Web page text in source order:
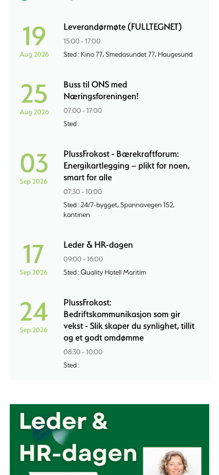
19
Aug 2026
Leverandørmøte (FULLTEGNET)
15:00 - 17:00
Sted : Kino 77, Smedasundet 77, Haugesund
25
Aug 2026
Buss til ONS med
Næringsforeningen!
07:00 - 17:00
Sted :
03
Sep 2026
PlussFrokost - Bærekraftforum:
Energikartlegging – plikt for noen,
smart for alle
07:30 - 10:00
Sted : 24/7-bygget, Spannavegen 152,
kantinen
17
Sep 2026
Leder & HR-dagen
09:00 - 16:00
Sted : Quality Hotell Maritim
24
Sep 2026
PlussFrokost:
Bedriftskommunikasjon som gir
vekst - Slik skaper du synlighet, tillit
og et godt omdømme
08:30 - 10:00
Sted :